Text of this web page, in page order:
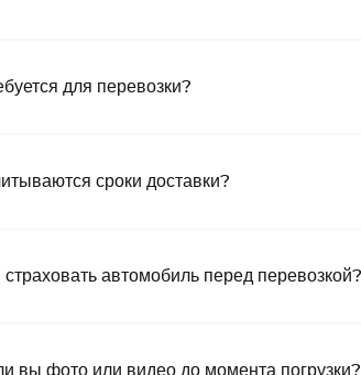
для перевозки?
сроки доставки?
автомобиль перед перевозкой?
вы фото или видео до момента погрузки?